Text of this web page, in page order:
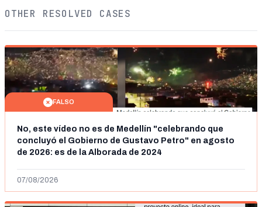
OTHER RESOLVED CASES
FALSO
No, este vídeo no es de Medellín "celebrando que
concluyó el Gobierno de Gustavo Petro" en agosto
de 2026: es de la Alborada de 2024
07/08/2026